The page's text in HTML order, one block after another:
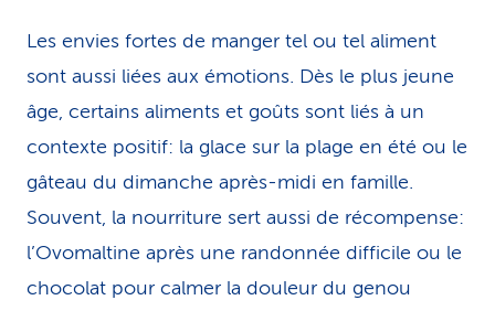
Les envies fortes de manger tel ou tel aliment
sont aussi liées aux émotions. Dès le plus jeune
âge, certains aliments et goûts sont liés à un
contexte positif: la glace sur la plage en été ou le
gâteau du dimanche après-midi en famille.
Souvent, la nourriture sert aussi de récompense:
l’Ovomaltine après une randonnée difficile ou le
chocolat pour calmer la douleur du genou